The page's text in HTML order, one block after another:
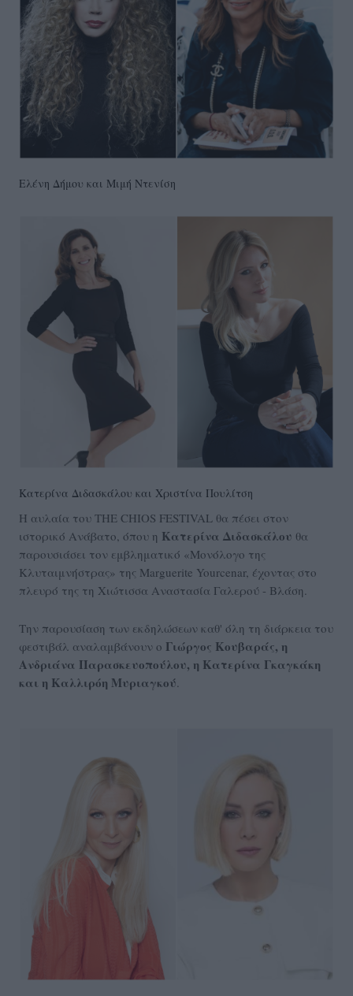
Ελένη Δήμου και Μιμή Ντενίση
Κατερίνα Διδασκάλου και Χριστίνα Πουλίτση
Η αυλαία του THE CHIOS FESTIVAL θα πέσει στον
ιστορικό Ανάβατο, όπου η Κατερίνα Διδασκάλου θα
παρουσιάσει τον εμβληματικό «Μονόλογο της
Κλυταιμνήστρας» της Marguerite Yourcenar, έχοντας στο
πλευρό της τη Χιώτισσα Αναστασία Γαλερού - Βλάση.
Την παρουσίαση των εκδηλώσεων καθ' όλη τη διάρκεια του
φεστιβάλ αναλαμβάνουν ο Γιώργος Κουβαράς, η
Ανδριάνα Παρασκευοπούλου, η Κατερίνα Γκαγκάκη
και η Καλλιρόη Μυριαγκού